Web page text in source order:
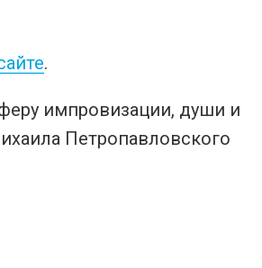
.
импровизации, души и
Петропавловского